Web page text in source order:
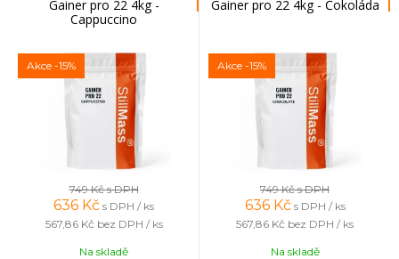
Gainer pro 22 4kg -
Cappuccino
Akce -15%
749 Kčs DPH
636 Kč s DPH / ks
567,86 Kč bez DPH / ks
Na skladě
Gainer pro 22 4kg - Čokoláda
Akce -15%
749 Kčs DPH
636 Kč s DPH / ks
567,86 Kč bez DPH / ks
Na skladě